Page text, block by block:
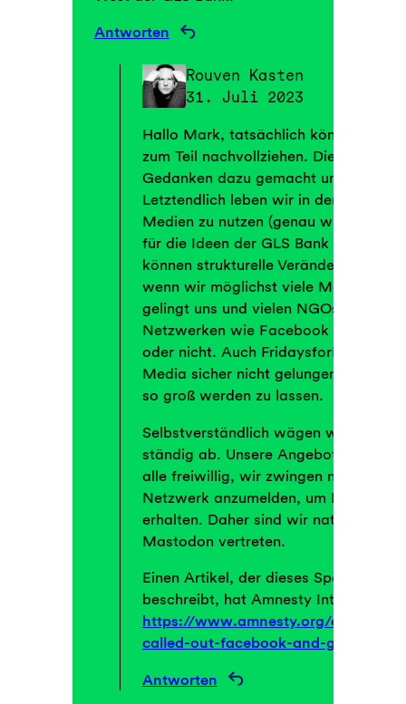
Antworten
Rouven Kasten
31. Juli 2023
Hallo Mark, tatsächlich können wir
zum Teil nachvollziehen. Die GLS
Gedanken dazu gemacht und macht
Letztendlich leben wir in dem
Medien zu nutzen (genau wie o.g.
für die Ideen der GLS Bank
können strukturelle Veränderungen
wenn wir möglichst viele Menschen
gelingt uns und vielen NGOs nur
Netzwerken wie Facebook oder
oder nicht. Auch FridaysforFuture
Media sicher nicht gelungen, ihre
so groß werden zu lassen.
Selbstverständlich wägen wir als
ständig ab. Unsere Angebote in den
alle freiwillig, wir zwingen niemanden
Netzwerk anzumelden, um
erhalten. Daher sind wir natürlich
Mastodon vertreten.
Einen Artikel, der dieses
beschreibt, hat Amnesty
https://www.amnesty.org/en/
called-out-facebook-and-google-
Antworten